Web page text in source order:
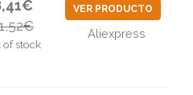
of stock
VER PRODUCTO
Aliexpress